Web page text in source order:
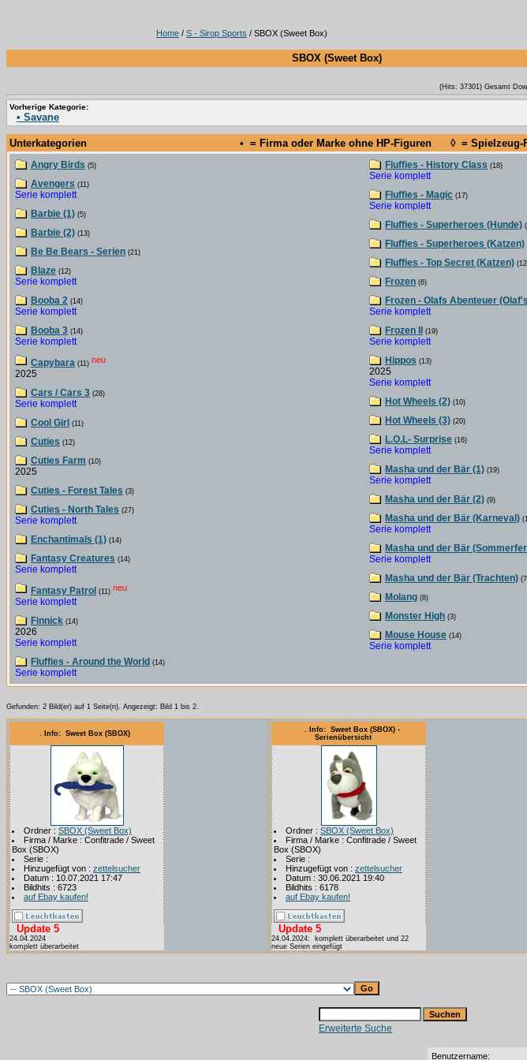
Home / S - Sirop Sports / SBOX (Sweet Box)
SBOX (Sweet Box)
(Hits: 37301) Gesamt
Vorherige Kategorie:
• Savane
Unterkategorien • = Firma oder Marke ohne HP-Figuren ◊ =
Angry Birds (5)
Avengers (11)
Serie komplett
Barbie (1) (5)
Barbie (2) (13)
Be Be Bears - Serien (21)
Blaze (12)
Serie komplett
Booba 2 (14)
Serie komplett
Booba 3 (14)
Serie komplett
Capybara (11) neu
2025
Cars / Cars 3 (28)
Serie komplett
Cool Girl (11)
Cuties (12)
Cuties Farm (10)
2025
Cuties - Forest Tales (3)
Cuties - North Tales (27)
Serie komplett
Enchantimals (1) (14)
Fantasy Creatures (14)
Serie komplett
Fantasy Patrol (11) neu
Serie komplett
Finnick (14)
2026
Serie komplett
Fluffies - Around the World (14)
Serie komplett
Fluffies - History Class (18)
Serie komplett
Fluffies - Magic (17)
Serie komplett
Fluffies - Superheroes (Hunde)
Fluffies - Superheroes (Katzen)
Fluffies - Top Secret (Katzen)
Frozen (6)
Frozen - Olafs Abenteuer
Serie komplett
Frozen II
(19)
Serie komplett
Hippos (13)
2025
Serie komplett
Hot Wheels (2) (10)
Hot Wheels (3) (20)
L.O.L- Surprise (16)
Serie komplett
Masha und der Bär (1) (19)
Serie komplett
Masha und der Bär (2) (9)
Masha und der Bär (Karneval)
Serie komplett
Masha und der Bär
Serie komplett
Masha und der Bär (Trachten)
Molang (8)
Monster High (3)
Mouse House (14)
Serie komplett
Gefunden: 2 Bild(er) auf 1 Seite(n). Angezeigt: Bild 1 bis 2.
. Info: Sweet Box (SBOX)
Ordner : SBOX (Sweet Box)
Firma / Marke : Confitrade / Sweet
Box (SBOX)
Serie :
Hinzugefügt von : zettelsucher
Datum : 10.07.2021 17:47
Bildhits : 6723
auf Ebay kaufen!
Update 5
24.04.2024
komplett überarbeitet
. Info: Sweet Box (SBOX) -
Serienübersicht
Ordner : SBOX (Sweet Box)
Firma / Marke : Confitrade / Sweet
Box (SBOX)
Serie :
Hinzugefügt von : zettelsucher
Datum : 30.06.2021 19:40
Bildhits : 6178
auf Ebay kaufen!
Update 5
24.04.2024: komplett überarbeitet und 22
neue Serien eingefügt
Erweiterte Suche
Benutzername: